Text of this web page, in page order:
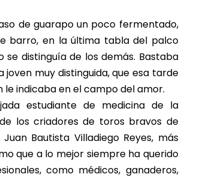
de guarapo un poco fermentado,
barro, en la última tabla del palco
distinguía de los demás. Bastaba
muy distinguida, que esa tarde
indicaba en el campo del amor.
estudiante de medicina de la
los criadores de toros bravos de
Bautista Villadiego Reyes, más
que a lo mejor siempre ha querido
como médicos, ganaderos,